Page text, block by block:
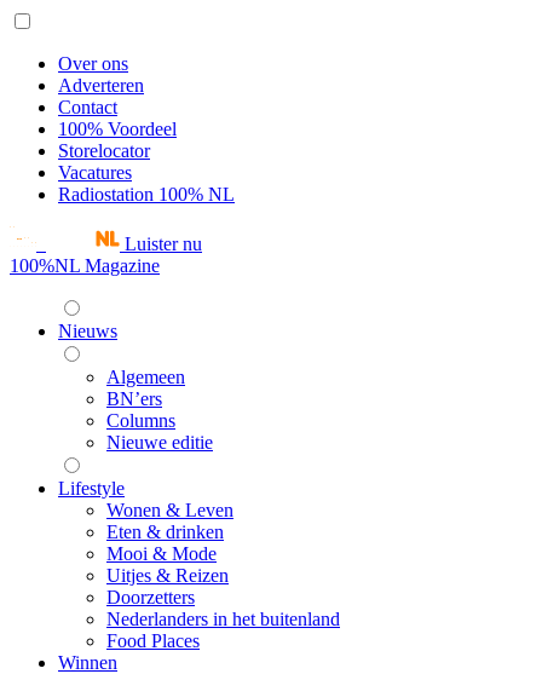
Over ons
Adverteren
Contact
100% Voordeel
Storelocator
Vacatures
Radiostation 100% NL
Luister nu
100%NL Magazine
Nieuws
Algemeen
BN’ers
Columns
Nieuwe editie
Lifestyle
Wonen & Leven
Eten & drinken
Mooi & Mode
Uitjes & Reizen
Doorzetters
Nederlanders in het buitenland
Food Places
Winnen